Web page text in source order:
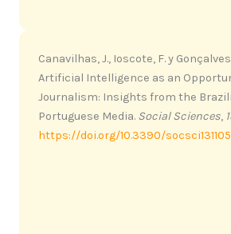
Canavilhas, J., Ioscote, F. y
Artificial Intelligence as an
Journalism: Insights from the
Portuguese Media. Social Sciences,
https://doi.org/10.3390/